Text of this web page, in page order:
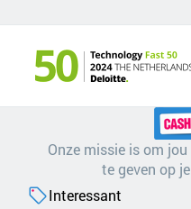
Onze missie is om
te geven op
Interessant